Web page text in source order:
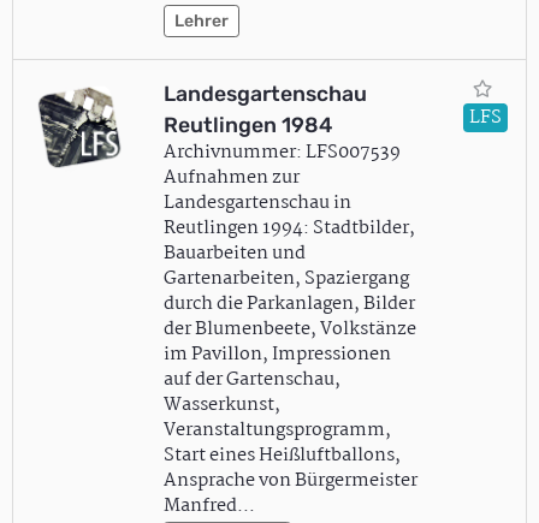
Lehrer
Landesgartenschau
Reutlingen 1984
Archivnummer: LFS007539
Aufnahmen zur
Landesgartenschau in
Reutlingen 1994: Stadtbilder,
Bauarbeiten und
Gartenarbeiten, Spaziergang
durch die Parkanlagen, Bilder
der Blumenbeete, Volkstänze
im Pavillon, Impressionen
auf der Gartenschau,
Wasserkunst,
Veranstaltungsprogramm,
Start eines Heißluftballons,
Ansprache von Bürgermeister
Manfred…
LFS